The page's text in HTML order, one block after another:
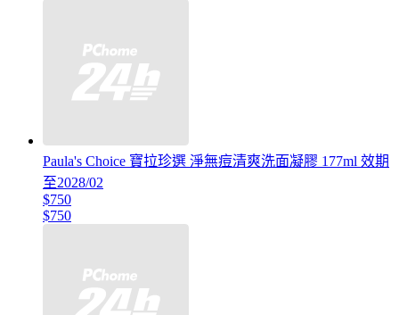
Paula's Choice 寶拉珍選 淨無痘清爽洗面凝膠 177ml 效期
至2028/02
$750
$750